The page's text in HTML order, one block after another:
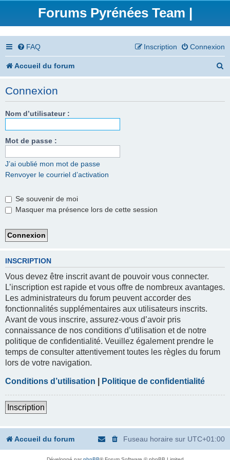
Forums Pyrénées Team |
FAQ Connexion
Inscription
Accueil du forum
Connexion
Nom d’utilisateur :
Mot de passe :
J’ai oublié mon mot de passe
Renvoyer le courriel d’activation
Se souvenir de moi
Masquer ma présence lors de cette session
INSCRIPTION
Vous devez être inscrit avant de pouvoir vous connecter.
L’inscription est rapide et vous offre de nombreux avantages.
Les administrateurs du forum peuvent accorder des
fonctionnalités supplémentaires aux utilisateurs inscrits.
Avant de vous inscrire, assurez-vous d’avoir pris
connaissance de nos conditions d’utilisation et de notre
politique de confidentialité. Veuillez également prendre le
temps de consulter attentivement toutes les règles du forum
lors de votre navigation.
Conditions d’utilisation Politique de confidentialité
Inscription
Accueil du forum Fuseau horaire sur UTC+01:00